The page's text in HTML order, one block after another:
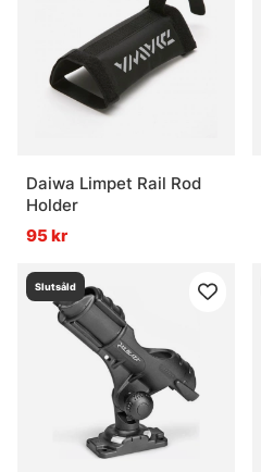
Daiwa Limpet Rail Rod
Holder
95 kr
Slutsåld